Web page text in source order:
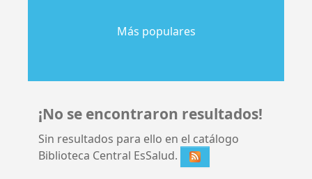
Más populares
¡No se encontraron resultados!
Sin resultados para ello en el catálogo
Biblioteca Central EsSalud.